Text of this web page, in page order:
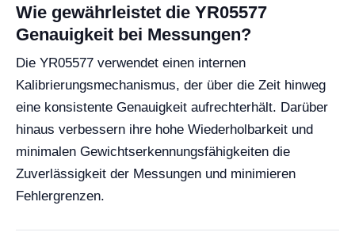
Wie gewährleistet die YR05577
Genauigkeit bei Messungen?
Die YR05577 verwendet einen internen
Kalibrierungsmechanismus, der über die Zeit hinweg
eine konsistente Genauigkeit aufrechterhält. Darüber
hinaus verbessern ihre hohe Wiederholbarkeit und
minimalen Gewichtserkennungsfähigkeiten die
Zuverlässigkeit der Messungen und minimieren
Fehlergrenzen.